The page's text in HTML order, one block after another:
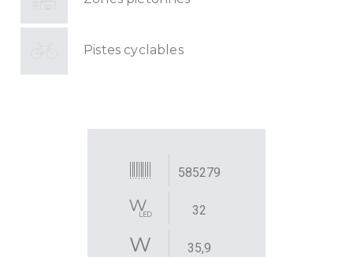
Pistes cyclables
585279
32
35,9